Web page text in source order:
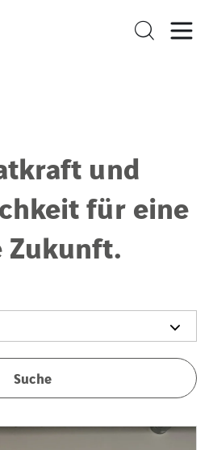
und
für eine
Zukunft.
Suche